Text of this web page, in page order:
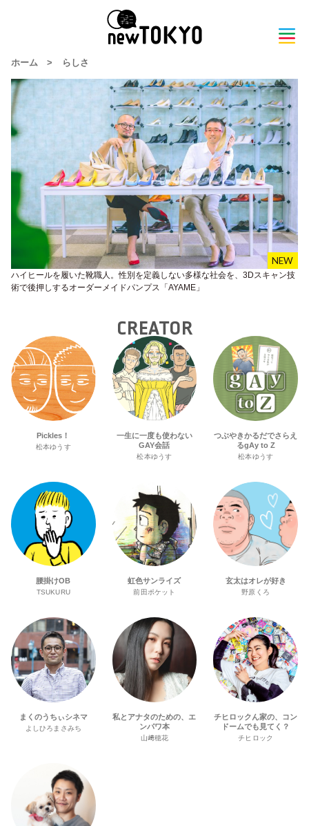
ホーム > らしさ
ハイヒールを履いた靴職人。性別を定義しない多様な社会を、3Dスキャン技
術で後押しするオーダーメイドパンプス「AYAME」
CREATOR
Pickles！
松本ゆうす
一生に一度も使わない
GAY会話
松本ゆうす
つぶやきかるだでさらえ
るgAy to Z
松本ゆうす
腰掛けOB
TSUKURU
虹色サンライズ
前田ポケット
玄太はオレが好き
野原くろ
まくのうちぃシネマ
よしひろまさみち
私とアナタのための、エ
ンパワ本
山﨑穂花
チヒロックん家の、コン
ドームでも見てく？
チヒロック